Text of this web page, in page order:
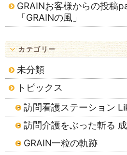
GRAINお客様からの投稿
「GRAINの風」
カテゴリー
未分類
トピックス
訪問看護ステーション
訪問介護をぶった斬る
GRAIN一粒の軌跡